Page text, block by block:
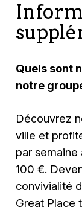
Quels sont
notre
Découvrez
ville et
par
100 €.
convivialité
Great Place